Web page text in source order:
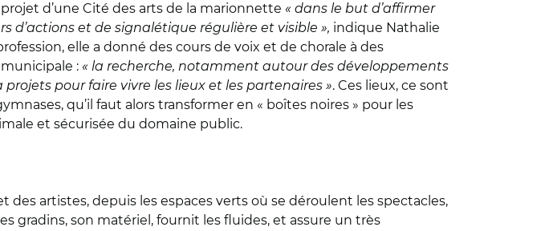
d’une Cité des arts de la marionnette « dans le but d’affirmer
et de signalétique régulière et visible », indique Nathalie
elle a donné des cours de voix et de chorale à des
: « la recherche, notamment autour des développements
pour faire vivre les lieux et les partenaires ». Ces lieux, ce sont
qu’il faut alors transformer en « boîtes noires » pour les
et sécurisée du domaine public.
artistes, depuis les espaces verts où se déroulent les spectacles,
gradins, son matériel, fournit les fluides, et assure un très